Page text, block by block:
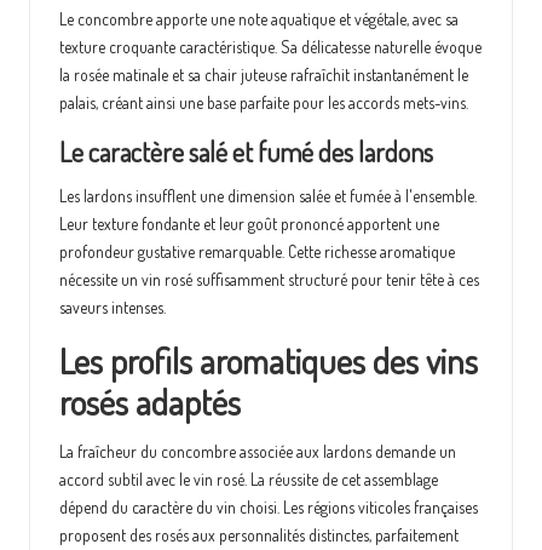
Le concombre apporte une note aquatique et végétale, avec sa
texture croquante caractéristique. Sa délicatesse naturelle évoque
la rosée matinale et sa chair juteuse rafraîchit instantanément le
palais, créant ainsi une base parfaite pour les accords mets-vins.
Le caractère salé et fumé des lardons
Les lardons insufflent une dimension salée et fumée à l'ensemble.
Leur texture fondante et leur goût prononcé apportent une
profondeur gustative remarquable. Cette richesse aromatique
nécessite un vin rosé suffisamment structuré pour tenir tête à ces
saveurs intenses.
Les profils aromatiques des vins
rosés adaptés
La fraîcheur du concombre associée aux lardons demande un
accord subtil avec le vin rosé. La réussite de cet assemblage
dépend du caractère du vin choisi. Les régions viticoles françaises
proposent des rosés aux personnalités distinctes, parfaitement